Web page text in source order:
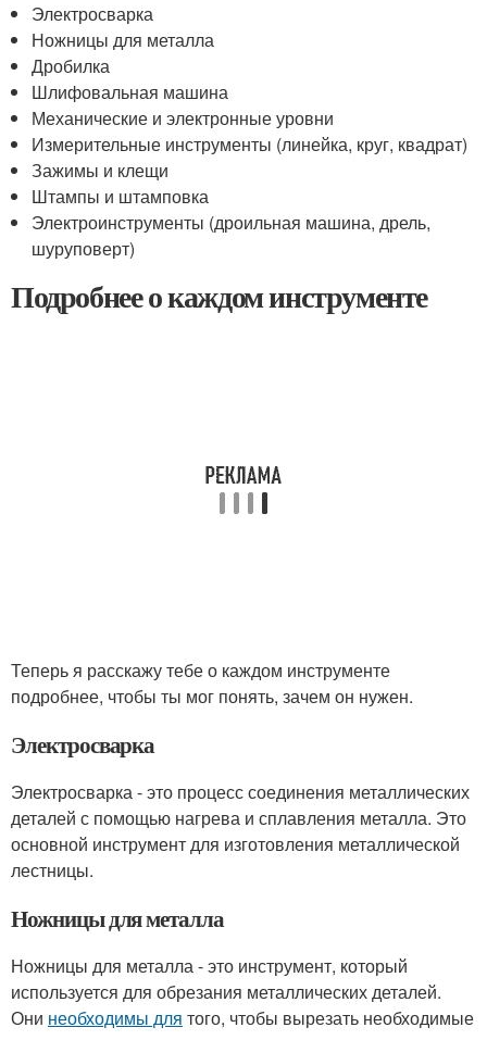
Электросварка
Ножницы для металла
Дробилка
Шлифовальная машина
Механические и электронные уровни
Измерительные инструменты (линейка, круг, квадрат)
Зажимы и клещи
Штампы и штамповка
Электроинструменты (дроильная машина, дрель,
шуруповерт)
Подробнее о каждом инструменте
Теперь я расскажу тебе о каждом инструменте
подробнее, чтобы ты мог понять, зачем он нужен.
Электросварка
Электросварка - это процесс соединения металлических
деталей с помощью нагрева и сплавления металла. Это
основной инструмент для изготовления металлической
лестницы.
Ножницы для металла
Ножницы для металла - это инструмент, который
используется для обрезания металлических деталей.
Они необходимы для того, чтобы вырезать необходимые